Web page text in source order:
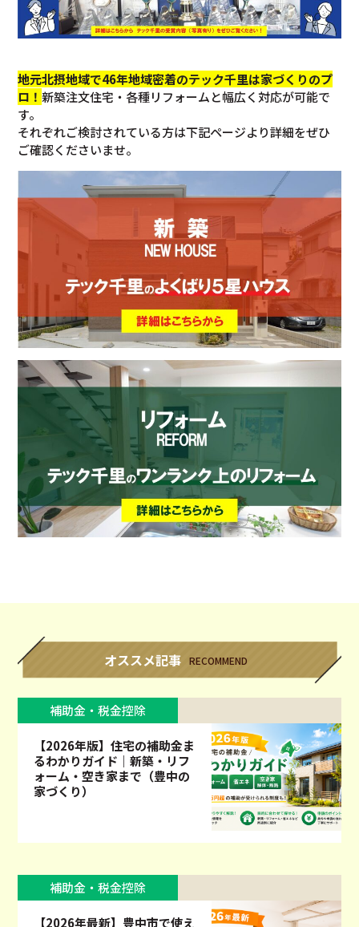
地元北摂地域で46年地域密着のテック千里は家づくりのプ
ロ！新築注文住宅・各種リフォームと幅広く対応が可能で
す。
それぞれご検討されている方は下記ページより詳細をぜひ
ご確認くださいませ。
オススメ記事 RECOMMEND
補助金・税金控除
【2026年版】住宅の補助金ま
るわかりガイド｜新築・リフ
ォーム・空き家まで（豊中の
家づくり）
補助金・税金控除
【2026年最新】豊中市で使え